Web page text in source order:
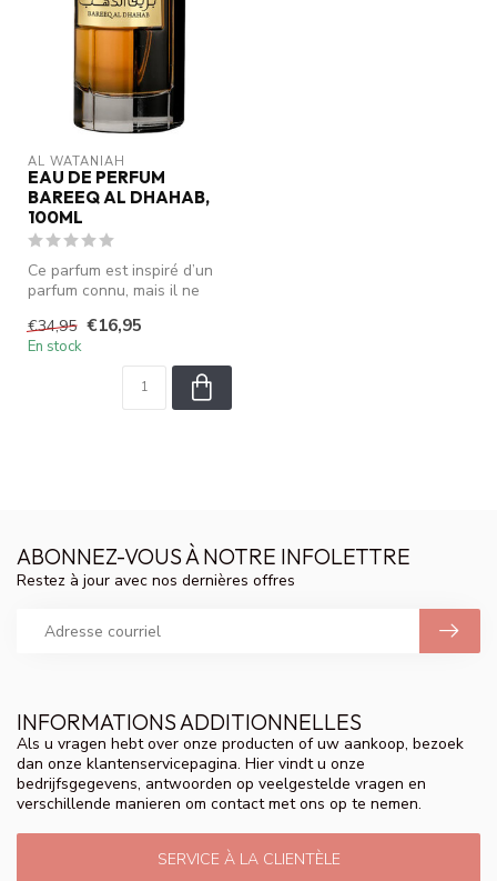
AL WATANIAH
EAU DE PERFUM
BAREEQ AL DHAHAB,
100ML
Ce parfum est inspiré d’un
parfum connu, mais il ne
€34,95 €16,95
En stock
INFORMATIONS ADDITIONNELLES
Als u vragen hebt over onze producten of uw aankoop, bezoek
dan onze klantenservicepagina. Hier vindt u onze
bedrijfsgegevens, antwoorden op veelgestelde vragen en
verschillende manieren om contact met ons op te nemen.
SERVICE À LA CLIENTÈLE
ABONNEZ-VOUS À NOTRE INFOLETTRE
Restez à jour avec nos dernières offres